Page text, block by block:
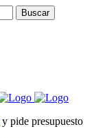
y pide presupuesto